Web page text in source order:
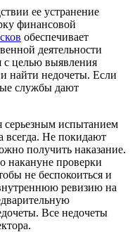
ее устранение
финансовой
обеспечивает
деятельности
целью выявления
найти недочеты. Если
службы дают
серьезным испытанием
всегда. Не покидают
получить наказание.
накануне проверки
не беспокоиться и
ревизию на
Все недочеты